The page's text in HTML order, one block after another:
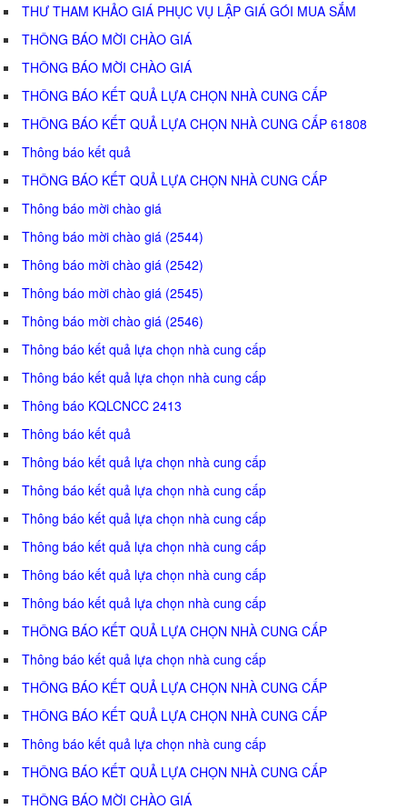
THƯ THAM KHẢO GIÁ PHỤC VỤ LẬP GIÁ GÓI MUA SẮM
THÔNG BÁO MỜI CHÀO GIÁ
THÔNG BÁO MỜI CHÀO GIÁ
THÔNG BÁO KẾT QUẢ LỰA CHỌN NHÀ CUNG CẤP
THÔNG BÁO KẾT QUẢ LỰA CHỌN NHÀ CUNG CẤP 61808
Thông báo kết quả
THÔNG BÁO KẾT QUẢ LỰA CHỌN NHÀ CUNG CẤP
Thông báo mời chào giá
Thông báo mời chào giá (2544)
Thông báo mời chào giá (2542)
Thông báo mời chào giá (2545)
Thông báo mời chào giá (2546)
Thông báo kết quả lựa chọn nhà cung cấp
Thông báo kết quả lựa chọn nhà cung cấp
Thông báo KQLCNCC 2413
Thông báo kết quả
Thông báo kết quả lựa chọn nhà cung cấp
Thông báo kết quả lựa chọn nhà cung cấp
Thông báo kết quả lựa chọn nhà cung cấp
Thông báo kết quả lựa chọn nhà cung cấp
Thông báo kết quả lựa chọn nhà cung cấp
Thông báo kết quả lựa chọn nhà cung cấp
THÔNG BÁO KẾT QUẢ LỰA CHỌN NHÀ CUNG CẤP
Thông báo kết quả lựa chọn nhà cung cấp
THÔNG BÁO KẾT QUẢ LỰA CHỌN NHÀ CUNG CẤP
THÔNG BÁO KẾT QUẢ LỰA CHỌN NHÀ CUNG CẤP
Thông báo kết quả lựa chọn nhà cung cấp
THÔNG BÁO KẾT QUẢ LỰA CHỌN NHÀ CUNG CẤP
THÔNG BÁO MỜI CHÀO GIÁ